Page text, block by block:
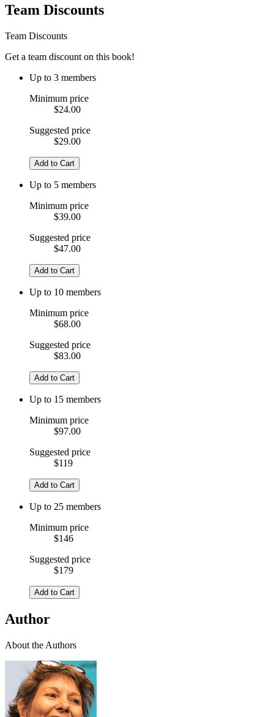
Team Discounts
Team Discounts
Get a team discount on this book!
Up to 3 members
Minimum price
$24.00
Suggested price
$29.00
Add to Cart
Up to 5 members
Minimum price
$39.00
Suggested price
$47.00
Add to Cart
Up to 10 members
Minimum price
$68.00
Suggested price
$83.00
Add to Cart
Up to 15 members
Minimum price
$97.00
Suggested price
$119
Add to Cart
Up to 25 members
Minimum price
$146
Suggested price
$179
Add to Cart
Author
About the Authors